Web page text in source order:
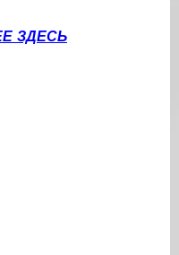
ЗДЕСЬ